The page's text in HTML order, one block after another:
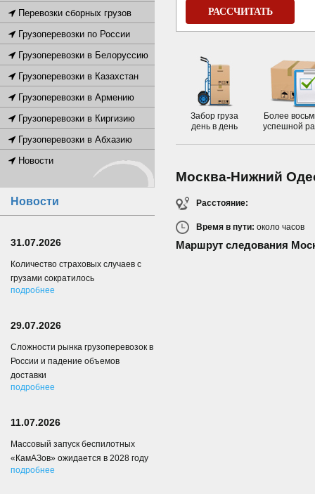
РАССЧИТАТЬ
Забор груза
день в день
Более
успешной
Москва-Нижний
Расстояние:
Время в пути: около часов
Маршрут следования
Перевозки сборных грузов
Грузоперевозки по России
Грузоперевозки в Белоруссию
Грузоперевозки в Казахстан
Грузоперевозки в Армению
Грузоперевозки в Киргизию
Грузоперевозки в Абхазию
Новости
Новости
31.07.2026
Количество страховых случаев с
грузами сократилось
подробнее
29.07.2026
Сложности рынка грузоперевозок в
России и падение объемов
доставки
подробнее
11.07.2026
Массовый запуск беспилотных
«КамАЗов» ожидается в 2028 году
подробнее